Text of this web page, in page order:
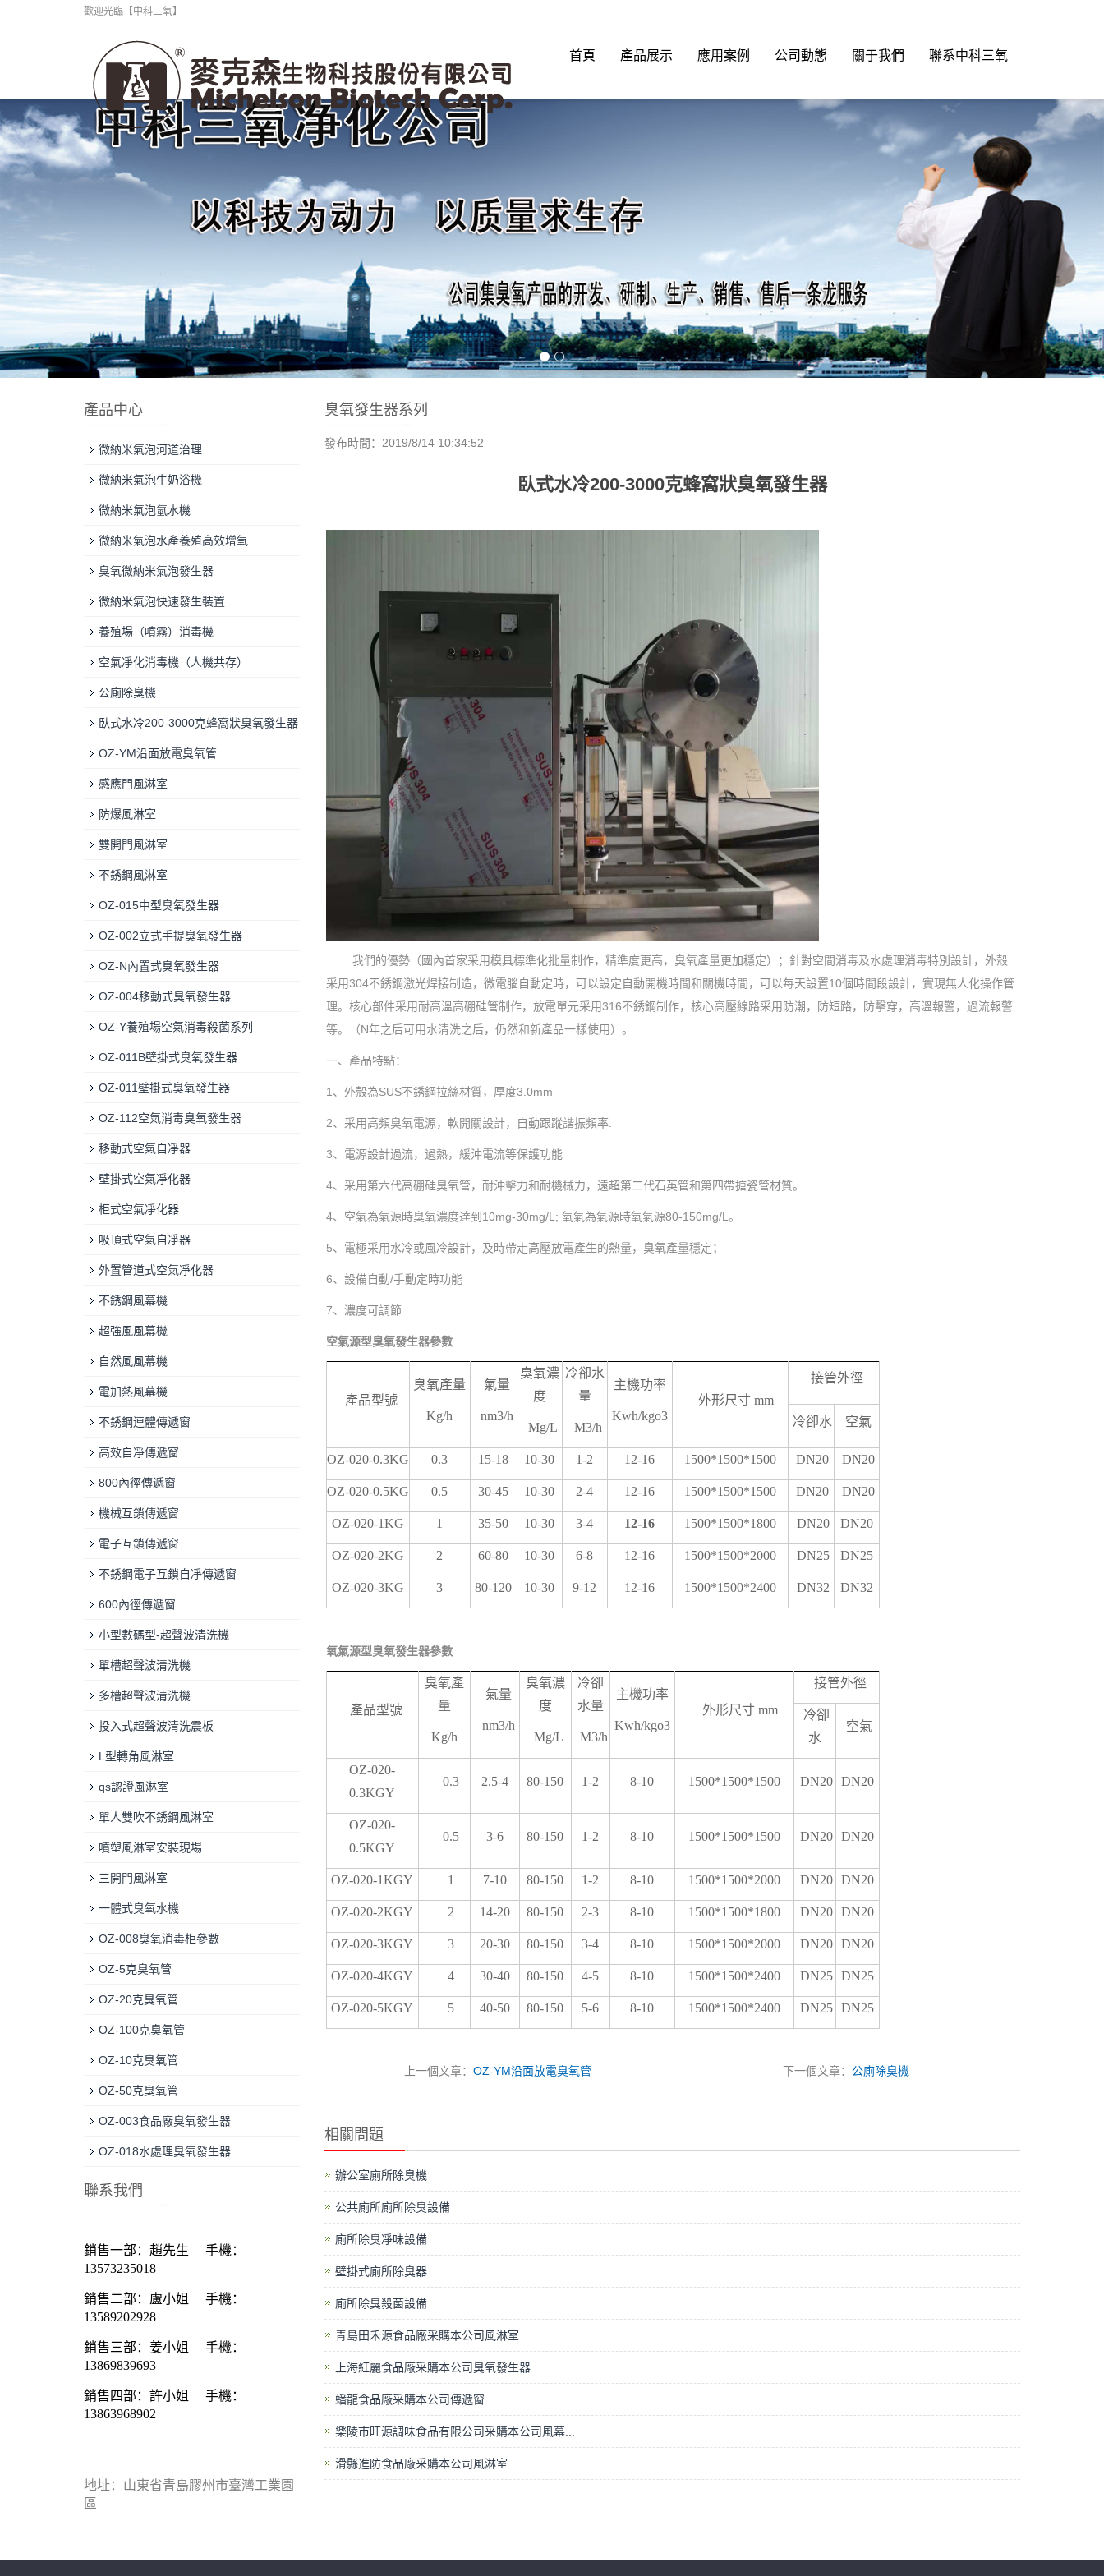
歡迎光臨【中科三氧】
首頁 產品展示 應用案例 公司動態 關于我們 聯系中科三氧
臭氧發生器系列
發布時間：2019/8/14 10:34:52
臥式水冷200-3000克蜂窩狀臭氧發生器
我們的優勢（國內首家采用模具標準化批量制作，精準度更高，臭氧產量更加穩定）；針對空間消毒及水處理消毒特別設計，外殼
采用304不銹鋼激光焊接制造，微電腦自動定時，可以設定自動開機時間和關機時間，可以每天設置10個時間段設計，實現無人化操作管
理。核心部件采用耐高溫高硼硅管制作，放電單元采用316不銹鋼制作，核心高壓線路采用防潮，防短路，防擊穿，高溫報警，過流報警
等。（N年之后可用水清洗之后，仍然和新產品一樣使用）。
一、產品特點：
1、外殼為SUS不銹鋼拉絲材質，厚度3.0mm
2、采用高頻臭氧電源，軟開關設計，自動跟蹤諧振頻率.
3、電源設計過流，過熱，緩沖電流等保護功能
4、采用第六代高硼硅臭氧管，耐沖擊力和耐機械力，遠超第二代石英管和第四帶搪瓷管材質。
4、空氣為氣源時臭氧濃度達到10mg-30mg/L; 氧氣為氣源時氧氣源80-150mg/L。
5、電極采用水冷或風冷設計，及時帶走高壓放電產生的熱量，臭氧產量穩定；
6、設備自動/手動定時功能
7、濃度可調節
空氣源型臭氧發生器參數
產品型號
臭氧產量
Kg/h
氣量
nm3/h
臭氧濃
度
Mg/L
冷卻水
量
M3/h
主機功率
Kwh/kgo3
外形尺寸 mm
接管外徑
冷卻水 空氣
OZ-020-0.3KG 0.3 15-18 10-30 1-2 12-16 1500*1500*1500 DN20 DN20
OZ-020-0.5KG 0.5 30-45 10-30 2-4 12-16 1500*1500*1500 DN20 DN20
OZ-020-1KG 1 35-50 10-30 3-4 12-16 1500*1500*1800 DN20 DN20
OZ-020-2KG 2 60-80 10-30 6-8 12-16 1500*1500*2000 DN25 DN25
OZ-020-3KG 3 80-120 10-30 9-12 12-16 1500*1500*2400 DN32 DN32
氧氣源型臭氧發生器參數
產品型號
臭氧產
量
Kg/h
氣量
nm3/h
臭氧濃
度
Mg/L
冷卻
水量
M3/h
主機功率
Kwh/kgo3
外形尺寸 mm
接管外徑
冷卻
水
空氣
OZ-020-
0.3KGY
0.3 2.5-4 80-150 1-2 8-10 1500*1500*1500 DN20 DN20
OZ-020-
0.5KGY
0.5 3-6 80-150 1-2 8-10 1500*1500*1500 DN20 DN20
OZ-020-1KGY 1 7-10 80-150 1-2 8-10 1500*1500*2000 DN20 DN20
OZ-020-2KGY 2 14-20 80-150 2-3 8-10 1500*1500*1800 DN20 DN20
OZ-020-3KGY 3 20-30 80-150 3-4 8-10 1500*1500*2000 DN20 DN20
OZ-020-4KGY 4 30-40 80-150 4-5 8-10 1500*1500*2400 DN25 DN25
OZ-020-5KGY 5 40-50 80-150 5-6 8-10 1500*1500*2400 DN25 DN25
上一個文章：OZ-YM沿面放電臭氧管 下一個文章： 公廁除臭機
相關問題
辦公室廁所除臭機
公共廁所廁所除臭設備
廁所除臭凈味設備
壁掛式廁所除臭器
廁所除臭殺菌設備
青島田禾源食品廠采購本公司風淋室
上海紅麗食品廠采購本公司臭氧發生器
蟠龍食品廠采購本公司傳遞窗
樂陵市旺源調味食品有限公司采購本公司風幕...
滑縣進防食品廠采購本公司風淋室
產品中心
微納米氣泡河道治理
微納米氣泡牛奶浴機
微納米氣泡氫水機
微納米氣泡水產養殖高效增氧
臭氧微納米氣泡發生器
微納米氣泡快速發生裝置
養殖場（噴霧）消毒機
空氣凈化消毒機（人機共存）
公廁除臭機
臥式水冷200-3000克蜂窩狀臭氧發生器
OZ-YM沿面放電臭氧管
感應門風淋室
防爆風淋室
雙開門風淋室
不銹鋼風淋室
OZ-015中型臭氧發生器
OZ-002立式手提臭氧發生器
OZ-N內置式臭氧發生器
OZ-004移動式臭氧發生器
OZ-Y養殖場空氣消毒殺菌系列
OZ-011B壁掛式臭氧發生器
OZ-011壁掛式臭氧發生器
OZ-112空氣消毒臭氧發生器
移動式空氣自凈器
壁掛式空氣凈化器
柜式空氣凈化器
吸頂式空氣自凈器
外置管道式空氣凈化器
不銹鋼風幕機
超強風風幕機
自然風風幕機
電加熱風幕機
不銹鋼連體傳遞窗
高效自凈傳遞窗
800內徑傳遞窗
機械互鎖傳遞窗
電子互鎖傳遞窗
不銹鋼電子互鎖自凈傳遞窗
600內徑傳遞窗
小型數碼型-超聲波清洗機
單槽超聲波清洗機
多槽超聲波清洗機
投入式超聲波清洗震板
L型轉角風淋室
qs認證風淋室
單人雙吹不銹鋼風淋室
噴塑風淋室安裝現場
三開門風淋室
一體式臭氧水機
OZ-008臭氧消毒柜參數
OZ-5克臭氧管
OZ-20克臭氧管
OZ-100克臭氧管
OZ-10克臭氧管
OZ-50克臭氧管
OZ-003食品廠臭氧發生器
OZ-018水處理臭氧發生器
聯系我們
銷售一部： 趙先生 手機：
13573235018
銷售二部： 盧小姐 手機：
13589202928
銷售三部： 姜小姐 手機：
13869839693
銷售四部： 許小姐 手機：
13863968902
地址：山東省青島膠州市臺灣工業園
區